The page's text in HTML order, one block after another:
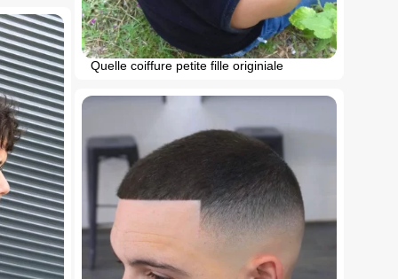
Quelle coiffure petite fille originiale